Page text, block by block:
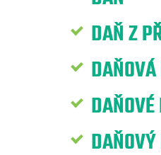
DAŇ Z